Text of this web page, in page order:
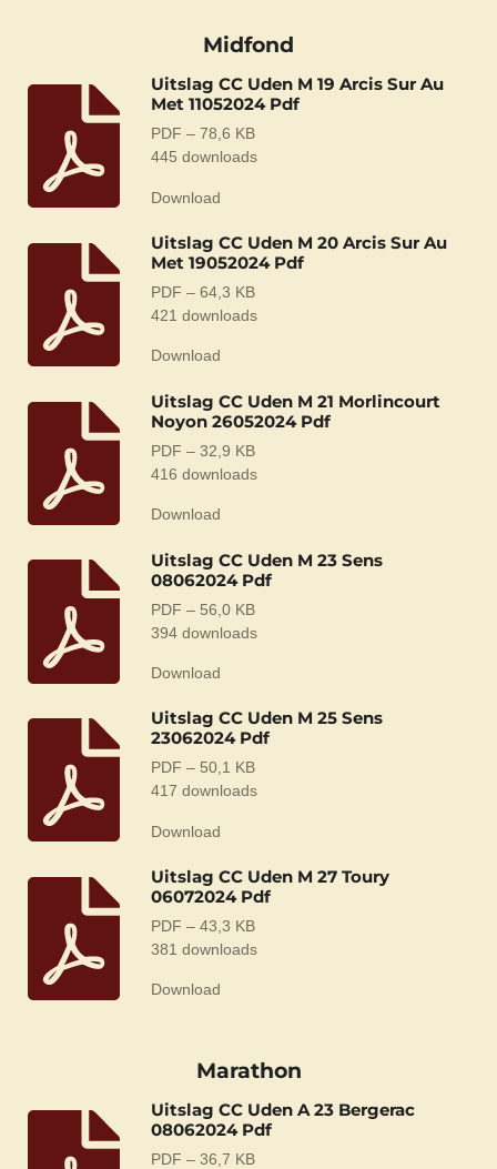
Midfond
Uitslag CC Uden M 19 Arcis Sur Au
Met 11052024 Pdf
PDF – 78,6 KB
445 downloads
Download
Uitslag CC Uden M 20 Arcis Sur Au
Met 19052024 Pdf
PDF – 64,3 KB
421 downloads
Download
Uitslag CC Uden M 21 Morlincourt
Noyon 26052024 Pdf
PDF – 32,9 KB
416 downloads
Download
Uitslag CC Uden M 23 Sens
08062024 Pdf
PDF – 56,0 KB
394 downloads
Download
Uitslag CC Uden M 25 Sens
23062024 Pdf
PDF – 50,1 KB
417 downloads
Download
Uitslag CC Uden M 27 Toury
06072024 Pdf
PDF – 43,3 KB
381 downloads
Download
Marathon
Uitslag CC Uden A 23 Bergerac
08062024 Pdf
PDF – 36,7 KB